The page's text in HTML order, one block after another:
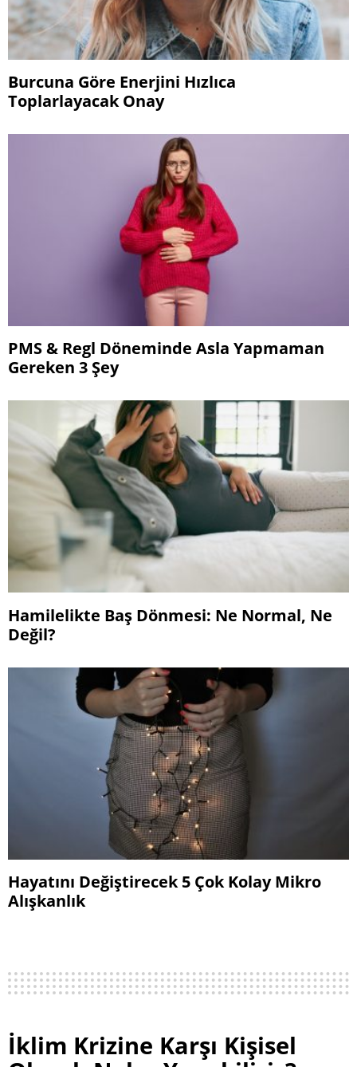
Burcuna Göre Enerjini Hızlıca
Toplarlayacak Onay
PMS & Regl Döneminde Asla Yapmaman
Gereken 3 Şey
Hamilelikte Baş Dönmesi: Ne Normal, Ne
Değil?
Hayatını Değiştirecek 5 Çok Kolay Mikro
Alışkanlık
İklim Krizine Karşı Kişisel